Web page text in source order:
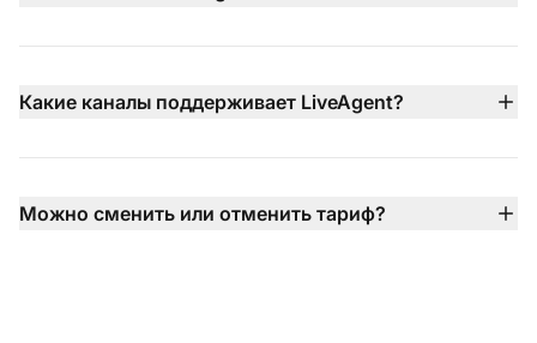
Medium, Large и Enterprise — с разным набором
Какие каналы поддерживает LiveAgent?
знаний. Всё в одной панели.
Можно сменить или отменить тариф?